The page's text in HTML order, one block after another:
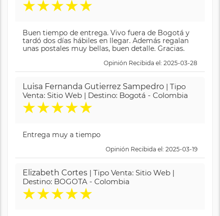
★★★★★
Buen tiempo de entrega. Vivo fuera de Bogotá y
tardó dos días hábiles en llegar. Además regalan
unas postales muy bellas, buen detalle. Gracias.
Opinión Recibida el: 2025-03-28
Luisa Fernanda Gutierrez Sampedro | Tipo
Venta: Sitio Web | Destino: Bogotá - Colombia
★★★★★
Entrega muy a tiempo
Opinión Recibida el: 2025-03-19
Elizabeth Cortes | Tipo Venta: Sitio Web |
Destino: BOGOTA - Colombia
★★★★★